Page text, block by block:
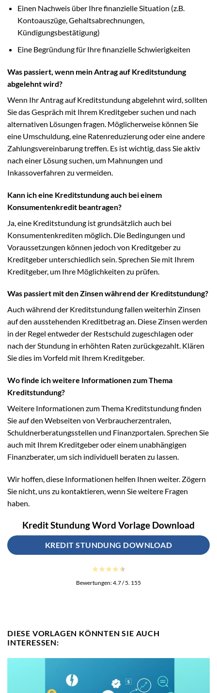
Einen Nachweis über Ihre finanzielle Situation (z.B.
Kontoauszüge, Gehaltsabrechnungen,
Kündigungsbestätigung)
Eine Begründung für Ihre finanzielle Schwierigkeiten
Was passiert, wenn mein Antrag auf Kreditstundung
abgelehnt wird?
Wenn Ihr Antrag auf Kreditstundung abgelehnt wird, sollten
Sie das Gespräch mit Ihrem Kreditgeber suchen und nach
alternativen Lösungen fragen. Möglicherweise können Sie
eine Umschuldung, eine Ratenreduzierung oder eine andere
Zahlungsvereinbarung treffen. Es ist wichtig, dass Sie aktiv
nach einer Lösung suchen, um Mahnungen und
Inkassoverfahren zu vermeiden.
Kann ich eine Kreditstundung auch bei einem
Konsumentenkredit beantragen?
Ja, eine Kreditstundung ist grundsätzlich auch bei
Konsumentenkrediten möglich. Die Bedingungen und
Voraussetzungen können jedoch von Kreditgeber zu
Kreditgeber unterschiedlich sein. Sprechen Sie mit Ihrem
Kreditgeber, um Ihre Möglichkeiten zu prüfen.
Was passiert mit den Zinsen während der Kreditstundung?
Auch während der Kreditstundung fallen weiterhin Zinsen
auf den ausstehenden Kreditbetrag an. Diese Zinsen werden
in der Regel entweder der Restschuld zugeschlagen oder
nach der Stundung in erhöhten Raten zurückgezahlt. Klären
Sie dies im Vorfeld mit Ihrem Kreditgeber.
Wo finde ich weitere Informationen zum Thema
Kreditstundung?
Weitere Informationen zum Thema Kreditstundung finden
Sie auf den Webseiten von Verbraucherzentralen,
Schuldnerberatungsstellen und Finanzportalen. Sprechen Sie
auch mit Ihrem Kreditgeber oder einem unabhängigen
Finanzberater, um sich individuell beraten zu lassen.
Wir hoffen, diese Informationen helfen Ihnen weiter. Zögern
Sie nicht, uns zu kontaktieren, wenn Sie weitere Fragen
haben.
Kredit Stundung Word Vorlage Download
KREDIT STUNDUNG DOWNLOAD
Bewertungen:4.7/ 5. 155
DIESE VORLAGEN KÖNNTEN SIE AUCH
INTERESSEN: